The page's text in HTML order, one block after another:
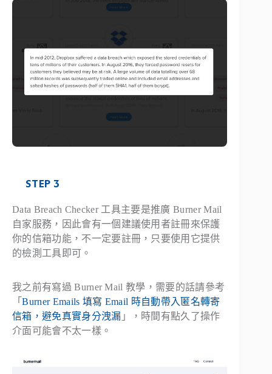
STEP 3
Data Breach Checker 工具主要是推廣 Burner Mail
自家服務，因此會有一個建議使用者註冊來保護
你的信箱功能，不一定要註冊，只要使用它提供
的檢測工具即可。
我之前有寫過 Burner Mail 教學，需要的話請參考
「Burner Emails 填寫 Email 時自動帶入匿名轉寄
信箱，避免真實身分洩漏 」，時間有點久了操作
介面可能會不太一樣。